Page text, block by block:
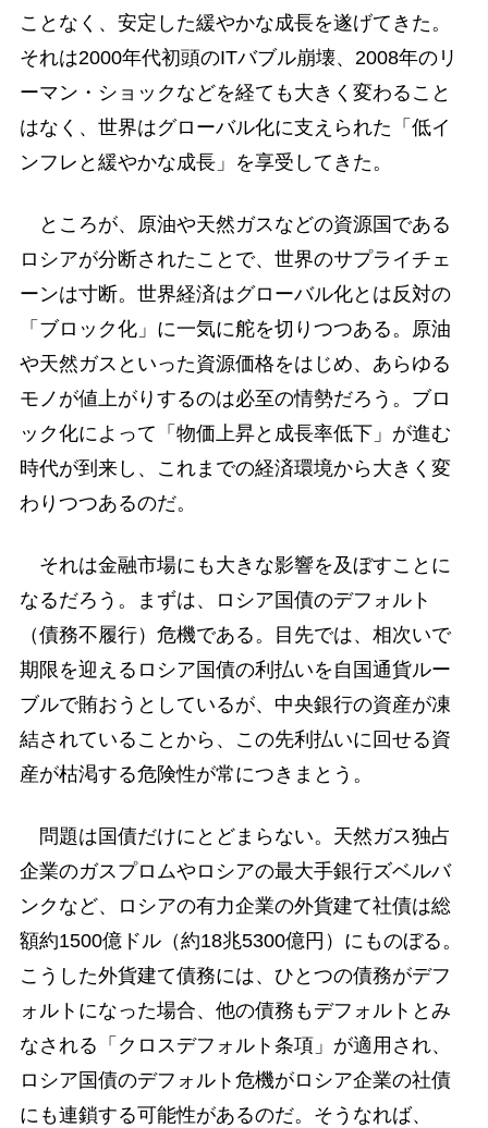
ことなく、安定した緩やかな成長を遂げてきた。
それは2000年代初頭のITバブル崩壊、2008年のリ
ーマン・ショックなどを経ても大きく変わること
はなく、世界はグローバル化に支えられた「低イ
ンフレと緩やかな成長」を享受してきた。
ところが、原油や天然ガスなどの資源国である
ロシアが分断されたことで、世界のサプライチェ
ーンは寸断。世界経済はグローバル化とは反対の
「ブロック化」に一気に舵を切りつつある。原油
や天然ガスといった資源価格をはじめ、あらゆる
モノが値上がりするのは必至の情勢だろう。ブロ
ック化によって「物価上昇と成長率低下」が進む
時代が到来し、これまでの経済環境から大きく変
わりつつあるのだ。
それは金融市場にも大きな影響を及ぼすことに
なるだろう。まずは、ロシア国債のデフォルト
（債務不履行）危機である。目先では、相次いで
期限を迎えるロシア国債の利払いを自国通貨ルー
ブルで賄おうとしているが、中央銀行の資産が凍
結されていることから、この先利払いに回せる資
産が枯渇する危険性が常につきまとう。
問題は国債だけにとどまらない。天然ガス独占
企業のガスプロムやロシアの最大手銀行ズベルバ
ンクなど、ロシアの有力企業の外貨建て社債は総
額約1500億ドル（約18兆5300億円）にものぼる。
こうした外貨建て債務には、ひとつの債務がデフ
ォルトになった場合、他の債務もデフォルトとみ
なされる「クロスデフォルト条項」が適用され、
ロシア国債のデフォルト危機がロシア企業の社債
にも連鎖する可能性があるのだ。そうなれば、